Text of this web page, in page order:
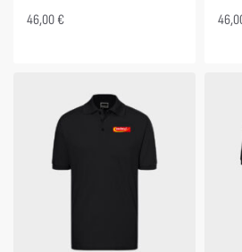
46,00 €